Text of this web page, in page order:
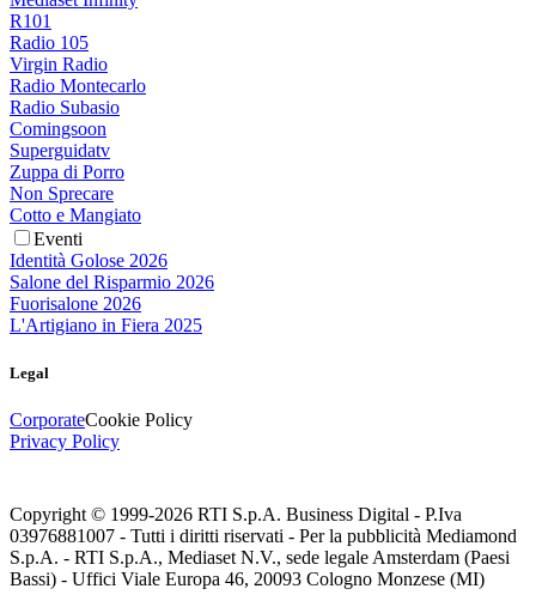
R101
Radio 105
Virgin Radio
Radio Montecarlo
Radio Subasio
Comingsoon
Superguidatv
Zuppa di Porro
Non Sprecare
Cotto e Mangiato
Eventi
Identità Golose 2026
Salone del Risparmio 2026
Fuorisalone 2026
L'Artigiano in Fiera 2025
Legal
CorporateCookie Policy
Privacy Policy
Copyright © 1999-2026 RTI S.p.A. Business Digital - P.Iva
03976881007 - Tutti i diritti riservati - Per la pubblicità Mediamond
S.p.A. - RTI S.p.A., Mediaset N.V., sede legale Amsterdam (Paesi
Bassi) - Uffici Viale Europa 46, 20093 Cologno Monzese (MI)